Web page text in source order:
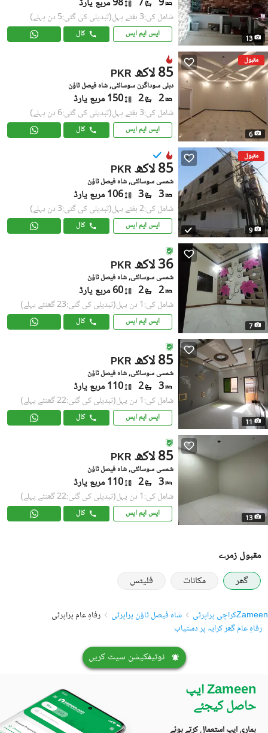
13
شامل کی:3 ہفتے پہل (تبدیلی کی گئی:5 دن پہلے)
ایس ایم ایس کال
مقبول
6
PKR 85 لاکھ
دہلی سوداگرن سوسائٹی, شاہ فیصل ٹاؤن
2
2 150 مربع یارڈ
شامل کی:3 ہفتے پہل (تبدیلی کی گئی:6 دن پہلے)
ایس ایم ایس کال
مقبول
9
PKR 85 لاکھ
شمسی سوسائٹی, شاہ فیصل ٹاؤن
3
3 106 مربع یارڈ
شامل کی:2 ہفتے پہل (تبدیلی کی گئی:3 دن پہلے)
ایس ایم ایس کال
7
PKR 36 لاکھ
شمسی سوسائٹی, شاہ فیصل ٹاؤن
2
2 60 مربع یارڈ
شامل کی:1 دن پہل (تبدیلی کی گئی:23 گھنٹے پہلے)
ایس ایم ایس کال
11
PKR 85 لاکھ
شمسی سوسائٹی, شاہ فیصل ٹاؤن
3
2 110 مربع یارڈ
شامل کی:1 دن پہل (تبدیلی کی گئی:22 گھنٹے پہلے)
ایس ایم ایس کال
13
PKR 85 لاکھ
شمسی سوسائٹی, شاہ فیصل ٹاؤن
3
2 110 مربع یارڈ
شامل کی:1 دن پہل (تبدیلی کی گئی:22 گھنٹے پہلے)
ایس ایم ایس کال
مقبول زمرے
گھر
مکانات فلیٹس
Zameenکراچی پراپرٹی شاہ فیصل ٹاؤن پراپرٹی
رفاہِ عام پراپرٹی
رفاہِ عام گھر کرایہ پر دستیاب
نوٹیفکیشن سیٹ کریں
Zameen ایپ
حاصل کیجئے